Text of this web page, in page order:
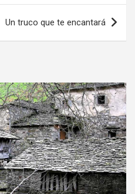
Un truco que te encantará